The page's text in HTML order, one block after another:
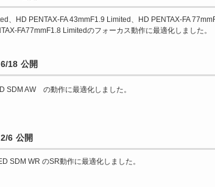
、HD PENTAX-FA 43mmF1.9 Limited、HD PENTAX-FA
FA77mmF1.8 Limitedのフォーカス動作に最適化しました。
18 公開
SDM AW の動作に最適化しました。
6 公開
SDM WR のSR動作に最適化しました。